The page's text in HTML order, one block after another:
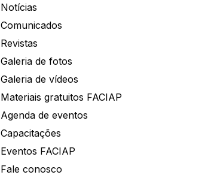
Notícias
Comunicados
Revistas
Galeria de fotos
Galeria de vídeos
Materiais gratuitos FACIAP
Agenda de eventos
Capacitações
Eventos FACIAP
Fale conosco